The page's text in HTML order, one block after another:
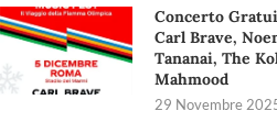
Concerto
Carl Brave,
Tananai, The
Mahmood
29 Novembre